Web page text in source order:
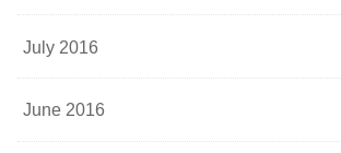
July 2016
June 2016